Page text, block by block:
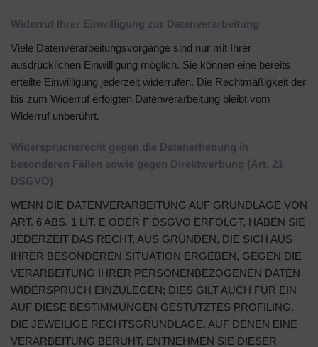
Widerruf Ihrer Einwilligung zur Datenverarbeitung
Viele Datenverarbeitungsvorgänge sind nur mit Ihrer
ausdrücklichen Einwilligung möglich. Sie können eine bereits
erteilte Einwilligung jederzeit widerrufen. Die Rechtmäßigkeit der
bis zum Widerruf erfolgten Datenverarbeitung bleibt vom
Widerruf unberührt.
Widerspruchsrecht gegen die Datenerhebung in
besonderen Fällen sowie gegen Direktwerbung (Art. 21
DSGVO)
WENN DIE DATENVERARBEITUNG AUF GRUNDLAGE VON
ART. 6 ABS. 1 LIT. E ODER F DSGVO ERFOLGT, HABEN SIE
JEDERZEIT DAS RECHT, AUS GRÜNDEN, DIE SICH AUS
IHRER BESONDEREN SITUATION ERGEBEN, GEGEN DIE
VERARBEITUNG IHRER PERSONENBEZOGENEN DATEN
WIDERSPRUCH EINZULEGEN; DIES GILT AUCH FÜR EIN
AUF DIESE BESTIMMUNGEN GESTÜTZTES PROFILING.
DIE JEWEILIGE RECHTSGRUNDLAGE, AUF DENEN EINE
VERARBEITUNG BERUHT, ENTNEHMEN SIE DIESER